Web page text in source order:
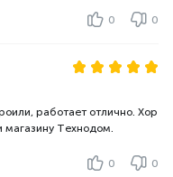
0 0
работает отлично. Хор
Технодом.
0 0